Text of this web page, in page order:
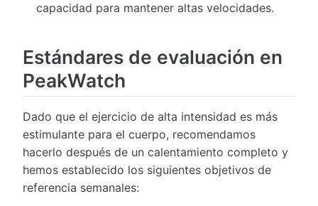
capacidad para mantener altas velocidades.
Estándares de evaluación en
PeakWatch
Dado que el ejercicio de alta intensidad es más
estimulante para el cuerpo, recomendamos
hacerlo después de un calentamiento completo y
hemos establecido los siguientes objetivos de
referencia semanales: